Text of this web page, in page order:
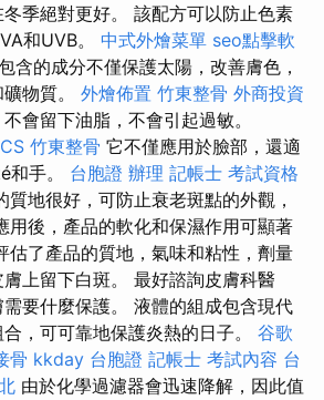
季絕對更好。 該配方可以防止色素
和UVB。 中式外燴菜單 seo點擊軟
含的成分不僅保護太陽，改善膚色，
物質。 外燴佈置 竹東整骨 外商投資
會留下油脂，不會引起過敏。
竹東整骨 它不僅應用於臉部，還適
和手。 台胞證 辦理 記帳士 考試資格
質地很好，可防止衰老斑點的外觀，
用後，產品的軟化和保濕作用可顯著
估了產品的質地，氣味和粘性，劑量
上留下白斑。 最好諮詢皮膚科醫
要什麼保護。 液體的組成包含現代
，可可靠地保護炎熱的日子。 谷歌
骨 kkday 台胞證 記帳士 考試內容 台
由於化學過濾器會迅速降解，因此值